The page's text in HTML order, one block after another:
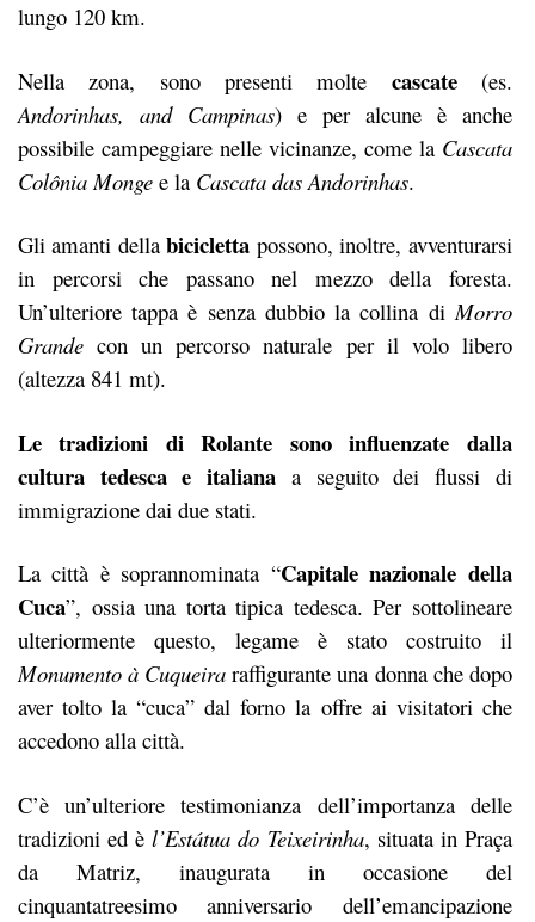
lungo 120 km.
Nella zona, sono presenti molte cascate(es.
Andorinhas, and Campinas) e per alcune è anche
possibile campeggiare nelle vicinanze, come la Cascata
Colônia Monge e la Cascata das Andorinhas.
Gli amanti dellabicicletta possono, inoltre, avventurarsi
in percorsi che passano nel mezzo della foresta.
Un’ulteriore tappa è senza dubbio la collina diMorro
Grande con un percorso naturale per il volo libero
(altezza 841 mt).
Le tradizioni di Rolante sono influenzate dalla
cultura tedesca e italiana a seguito dei flussi di
immigrazione dai due stati.
La città è soprannominata “Capitale nazionale della
Cuca”, ossia una torta tipica tedesca. Per sottolineare
ulteriormente questo, legame è stato costruito il
Monumento à Cuqueira raffigurante una donna che dopo
aver tolto la “cuca” dal forno la offre ai visitatori che
accedono alla città.
C’è un’ulteriore testimonianza dell’importanza delle
tradizioni ed èl’Estátua do Teixeirinha, situata in Praça
da Matriz, inaugurata in occasione del
cinquantatreesimo anniversario dell’emancipazione